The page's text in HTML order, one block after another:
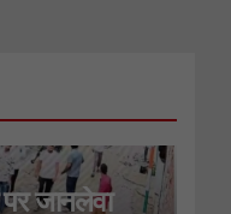
पर जानलेवा